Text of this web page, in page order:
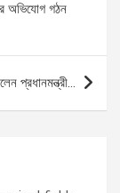
অভিযোগ গঠন
প্রধানমন্ত্রী…